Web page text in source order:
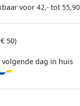
voor 42,- tot 55,90
50)
dag in huis